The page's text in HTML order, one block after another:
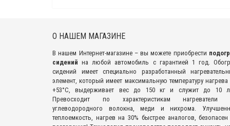
О НАШЕМ МАГАЗИНЕ
В нашем Интернет-магазине – вы можете приобрести
сидений на любой автомобиль с гарантией 1 год.
сидений имеет специально разработанный
элемент, который имеет максимальную температуру нагрева
+53°С, выдерживает вес до 150 кг и служит до 10
Превосходит по характеристикам нагреватели
углеводородного волокна, меди и нихрома.
теплоемкость, нагрев на 30% быстрее аналогов, безопасен